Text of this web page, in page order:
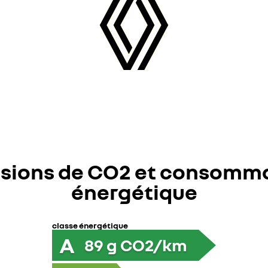
de CO2 et
énergétique
classe énergétique
A 89 g CO2/km